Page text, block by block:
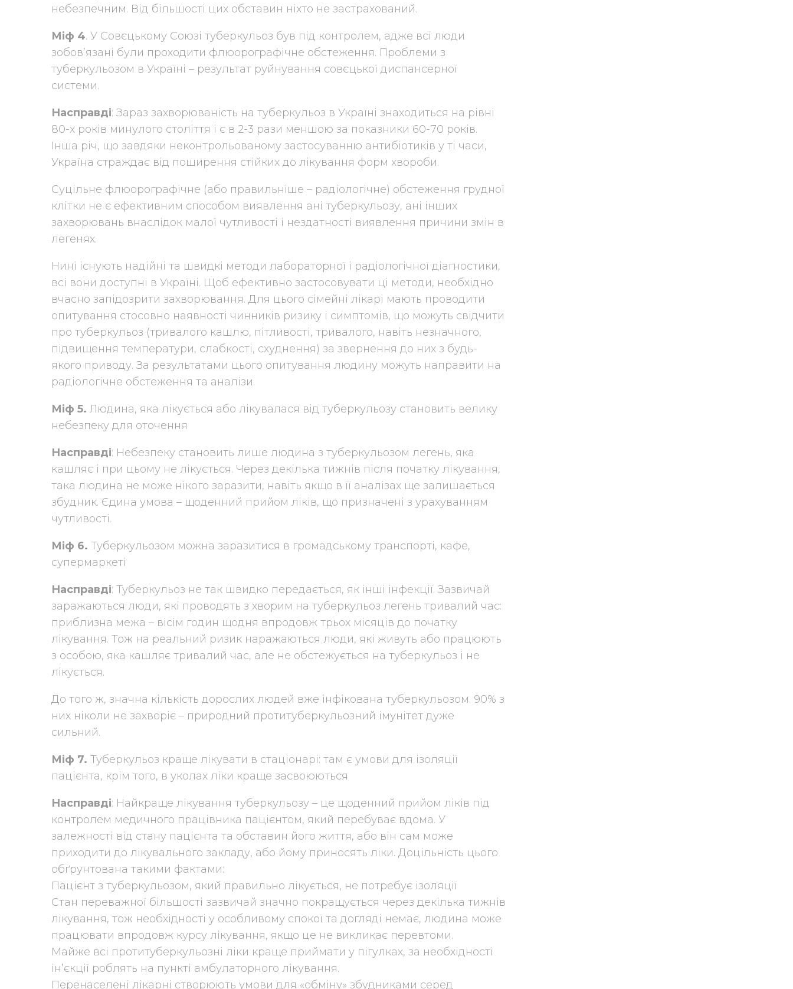
небезпечним. Від більшості цих обставин ніхто не застрахований.
Міф 4. У Совєцькому Союзі туберкульоз був під контролем, адже всі люди
зобов’язані були проходити флюорографічне обстеження. Проблеми з
туберкульозом в Україні – результат руйнування совєцької диспансерної
системи.
Насправді: Зараз захворюваність на туберкульоз в Україні знаходиться на рівні
80-х років минулого століття і є в 2-3 рази меншою за показники 60-70 років.
Інша річ, що завдяки неконтрольованому застосуванню антибіотиків у ті часи,
Україна страждає від поширення стійких до лікування форм хвороби.
Суцільне флюорографічне (або правильніше – радіологічне) обстеження грудної
клітки не є ефективним способом виявлення ані туберкульозу, ані інших
захворювань внаслідок малої чутливості і нездатності виявлення причини змін в
легенях.
Нині існують надійні та швидкі методи лабораторної і радіологічної діагностики,
всі вони доступні в Україні. Щоб ефективно застосовувати ці методи, необхідно
вчасно запідозрити захворювання. Для цього сімейні лікарі мають проводити
опитування стосовно наявності чинників ризику і симптомів, що можуть свідчити
про туберкульоз (тривалого кашлю, пітливості, тривалого, навіть незначного,
підвищення температури, слабкості, схуднення) за звернення до них з будь-
якого приводу. За результатами цього опитування людину можуть направити на
радіологічне обстеження та аналізи.
Міф 5. Людина, яка лікується або лікувалася від туберкульозу становить велику
небезпеку для оточення
Насправді: Небезпеку становить лише людина з туберкульозом легень, яка
кашляє і при цьому не лікується. Через декілька тижнів після початку лікування,
така людина не може нікого заразити, навіть якщо в її аналізах ще залишається
збудник. Єдина умова – щоденний прийом ліків, що призначені з урахуванням
чутливості.
Міф 6. Туберкульозом можна заразитися в громадському транспорті, кафе,
супермаркеті
Насправді: Туберкульоз не так швидко передається, як інші інфекції. Зазвичай
заражаються люди, які проводять з хворим на туберкульоз легень тривалий час:
приблизна межа – вісім годин щодня впродовж трьох місяців до початку
лікування. Тож на реальний ризик наражаються люди, які живуть або працюють
з особою, яка кашляє тривалий час, але не обстежується на туберкульоз і не
лікується.
До того ж, значна кількість дорослих людей вже інфікована туберкульозом. 90% з
них ніколи не захворіє – природний протитуберкульозний імунітет дуже
сильний.
Міф 7. Туберкульоз краще лікувати в стаціонарі: там є умови для ізоляції
пацієнта, крім того, в уколах ліки краще засвоюються
Насправді: Найкраще лікування туберкульозу – це щоденний прийом ліків під
контролем медичного працівника пацієнтом, який перебуває вдома. У
залежності від стану пацієнта та обставин його життя, або він сам може
приходити до лікувального закладу, або йому приносять ліки. Доцільність цього
обґрунтована такими фактами:
Пацієнт з туберкульозом, який правильно лікується, не потребує ізоляції
Стан переважної більшості зазвичай значно покращується через декілька тижнів
лікування, тож необхідності у особливому спокої та догляді немає, людина може
працювати впродовж курсу лікування, якщо це не викликає перевтоми.
Майже всі протитуберкульозні ліки краще приймати у пігулках, за необхідності
ін’єкції роблять на пункті амбулаторного лікування.
Перенаселені лікарні створюють умови для «обміну» збудниками серед